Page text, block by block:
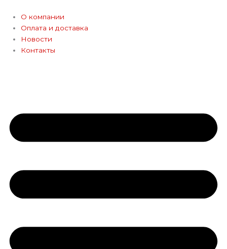
содержимому
О компании
Оплата и доставка
Новости
Контакты